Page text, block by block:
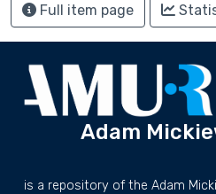
Full item page
Adam
is a repository of the Adam